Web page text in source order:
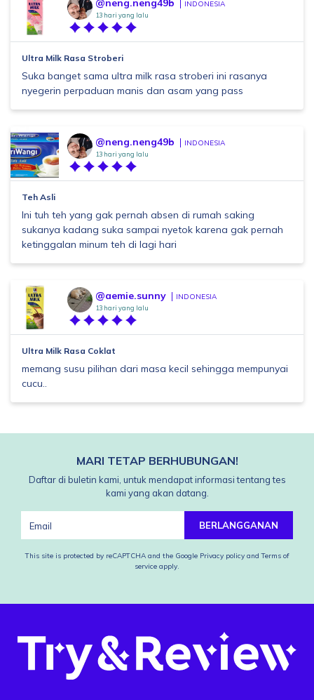
@neng.neng49b INDONESIA
13 hari yang lalu
Ultra Milk Rasa Stroberi
Suka banget sama ultra milk rasa stroberi ini rasanya
nyegerin perpaduan manis dan asam yang pass
@neng.neng49b INDONESIA
13 hari yang lalu
Teh Asli
Ini tuh teh yang gak pernah absen di rumah saking
sukanya kadang suka sampai nyetok karena gak pernah
ketinggalan minum teh di lagi hari
@aemie.sunny INDONESIA
13 hari yang lalu
Ultra Milk Rasa Coklat
memang susu pilihan dari masa kecil sehingga mempunyai
cucu..
MARI TETAP BERHUBUNGAN!
Daftar di buletin kami, untuk mendapat informasi tentang tes
kami yang akan datang.
BERLANGGANAN
This site is protected by reCAPTCHA and the Google Privacy policy and Terms of
service apply.